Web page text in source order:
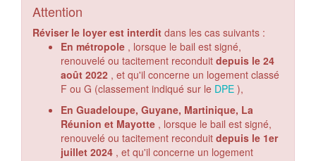
Attention
Réviser le loyer est interdit dans les cas suivants :
En métropole , lorsque le bail est signé,
renouvelé ou tacitement reconduit depuis le 24
août 2022 , et qu'il concerne un logement classé
F ou G (classement indiqué sur le DPE ),
En Guadeloupe, Guyane, Martinique, La
Réunion et Mayotte , lorsque le bail est signé,
renouvelé ou tacitement reconduit depuis le 1er
juillet 2024 , et qu'il concerne un logement